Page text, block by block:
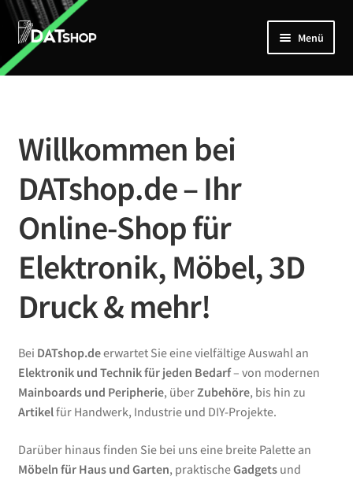
Zur
Navigation
springen
Zum
Inhalt
springen
Menü
Home
Mein Account
Kontakt
Willkommen bei
DATshop.de – Ihr
Online-Shop für
Elektronik, Möbel, 3D
Druck & mehr!
Bei DATshop.deerwartet Sie eine vielfältige Auswahl an
Elektronik und Technik für jeden Bedarf– von modernen
Mainboards und Peripherie, überZubehöre, bis hin zu
Artikelfür Handwerk, Industrie und DIY-Projekte.
Darüber hinaus finden Sie bei uns eine breite Palette an
Möbeln für Haus und Garten, praktischeGadgetsund